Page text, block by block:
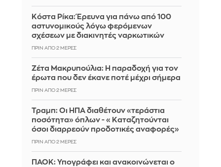
Κόστα Ρίκα: Έρευνα για πάνω από 100
αστυνομικούς λόγω φερόμενων
σχέσεων με διακινητές ναρκωτικών
ΠΡΙΝ ΑΠΌ 2 ΜΈΡΕΣ
Ζέτα Μακρυπούλια: Η παραδοχή για τον
έρωτα που δεν έκανε ποτέ μέχρι σήμερα
ΠΡΙΝ ΑΠΌ 2 ΜΈΡΕΣ
Τραμπ: Οι ΗΠΑ διαθέτουν «τεράστια
ποσότητα» όπλων - «Καταζητούνται
όσοι διαρρεούν προδοτικές αναφορές»
ΠΡΙΝ ΑΠΌ 2 ΜΈΡΕΣ
ΠΑΟΚ: Υπογράφει και ανακοινώνεται ο